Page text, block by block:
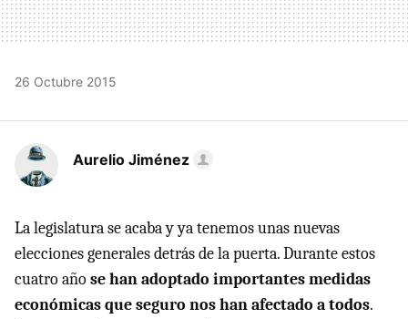
26 Octubre 2015
Aurelio Jiménez
La legislatura se acaba y ya tenemos unas nuevas
elecciones generales detrás de la puerta. Durante estos
cuatro añose han adoptado importantes medidas
económicas que seguro nos han afectado a todos.